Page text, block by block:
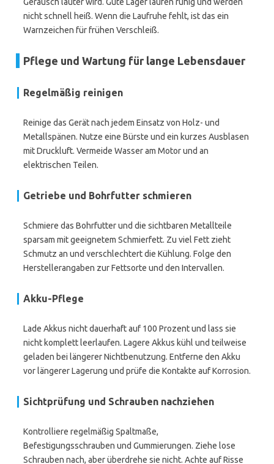
nicht schnell heiß. Wenn die Laufruhe fehlt, ist das ein
Warnzeichen für frühen Verschleiß.
Pflege und Wartung für lange Lebensdauer
Regelmäßig reinigen
Reinige das Gerät nach jedem Einsatz von Holz- und
Metallspänen. Nutze eine Bürste und ein kurzes Ausblasen
mit Druckluft. Vermeide Wasser am Motor und an
elektrischen Teilen.
Getriebe und Bohrfutter schmieren
Schmiere das Bohrfutter und die sichtbaren Metallteile
sparsam mit geeignetem Schmierfett. Zu viel Fett zieht
Schmutz an und verschlechtert die Kühlung. Folge den
Herstellerangaben zur Fettsorte und den Intervallen.
Akku-Pflege
Lade Akkus nicht dauerhaft auf 100 Prozent und lass sie
nicht komplett leerlaufen. Lagere Akkus kühl und teilweise
geladen bei längerer Nichtbenutzung. Entferne den Akku
vor längerer Lagerung und prüfe die Kontakte auf Korrosion.
Sichtprüfung und Schrauben nachziehen
Kontrolliere regelmäßig Spaltmaße,
Befestigungsschrauben und Gummierungen. Ziehe lose
Schrauben nach, aber überdrehe sie nicht. Achte auf Risse